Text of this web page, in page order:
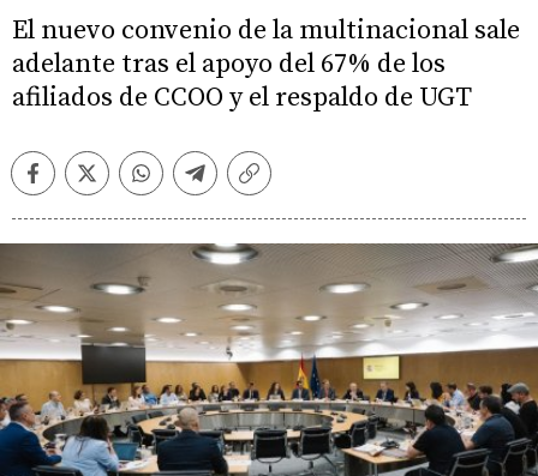
El nuevo convenio de la multinacional sale
adelante tras el apoyo del 67% de los
afiliados de CCOO y el respaldo de UGT
FacebookTwitterWhatsappTelegramCopiar